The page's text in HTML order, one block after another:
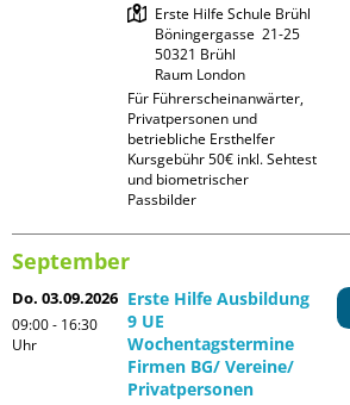
Erste Hilfe Schule Brühl
Böningergasse  21-25
50321 Brühl
Raum London
Für Führerscheinanwärter,
Privatpersonen und
betriebliche Ersthelfer
Kursgebühr 50€ inkl. Sehtest
und biometrischer
Passbilder
September
Do. 03.09.2026
09:00 - 16:30
Uhr
Erste Hilfe Ausbildung
9 UE
Wochentagstermine
Firmen BG/ Vereine/
Privatpersonen